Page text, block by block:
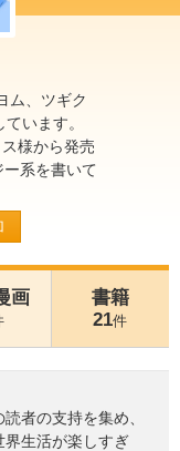
ム、ツギク
います。
様から発売
系を書いて
画
書籍
21件
者の支持を集め、
界生活が楽しすぎ